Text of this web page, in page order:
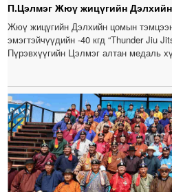
П.Цэлмэг Жюү жицүгийн
Жюү жицүгийн Дэлхийн цомын
эмэгтэйчүүдийн -40 кгд “Thunder Jiu
Пүрэвхүүгийн Цэлмэг алтан медаль